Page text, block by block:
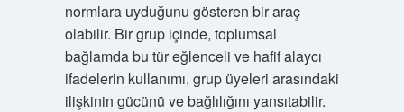
normlara uyduğunu gösteren bir araç
olabilir. Bir grup içinde, toplumsal
bağlamda bu tür eğlenceli ve hafif alaycı
ifadelerin kullanımı, grup üyeleri arasındaki
ilişkinin gücünü ve bağlılığını yansıtabilir.